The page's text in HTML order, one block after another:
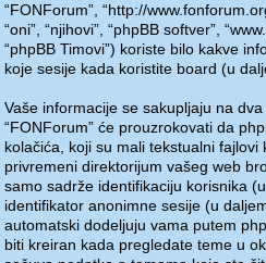
“FONForum”, “http://
“oni”, “njihovi”, “phpBB softver”,
“phpBB Timovi”) koriste bilo kakve
koje sesije kada koristite board (u
Vaše informacije se sakupljaju na
“FONForum” će prouzrokovati da
kolačića, koji su mali tekstualni
privremeni direktorijum vašeg web
samo sadrže identifikaciju korisnika
identifikator anonimne sesije (u
automatski dodeljuju vama putem
biti kreiran kada pregledate teme u